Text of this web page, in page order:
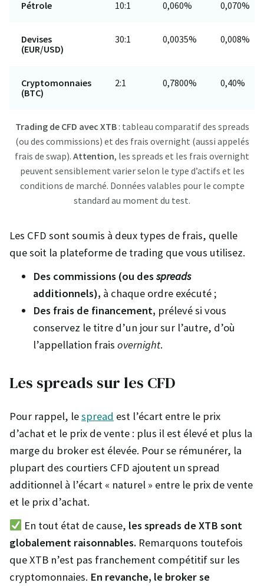
Pétrole 10:1 0,060% 0,070%
Devises
(EUR/USD)
30:1 0,0035% 0,008%
Cryptomonnaies
(BTC)
2:1 0,7800% 0,40%
Trading de CFD avec XTB: tableau comparatif des spreads
(ou des commissions) et des frais overnight (aussi appelés
frais de swap). Attention, les spreads et les frais overnight
peuvent sensiblement varier selon le type d’actifs et les
conditions de marché. Données valables pour le compte
standard au moment du test.
Les CFD sont soumis à deux types de frais, quelle
que soit la plateforme de trading que vous utilisez.
Des commissions (ou desspreads
additionnels), à chaque ordre exécuté ;
Des frais de financement, prélevé si vous
conservez le titre d’un jour sur l’autre, d’où
l’appellation frais overnight.
Les spreads sur les CFD
Pour rappel, lespread est l’écart entre le prix
d’achat et le prix de vente : plus il est élevé et plus la
marge du broker est élevée. Pour se rémunérer, la
plupart des courtiers CFD ajoutent un spread
additionnel à l’écart « naturel » entre le prix de vente
et le prix d’achat.
En tout état de cause, les spreads de XTB sont
globalement raisonnables. Remarquons toutefois
que XTB n’est pas franchement compétitif sur les
cryptomonnaies. En revanche, le broker se